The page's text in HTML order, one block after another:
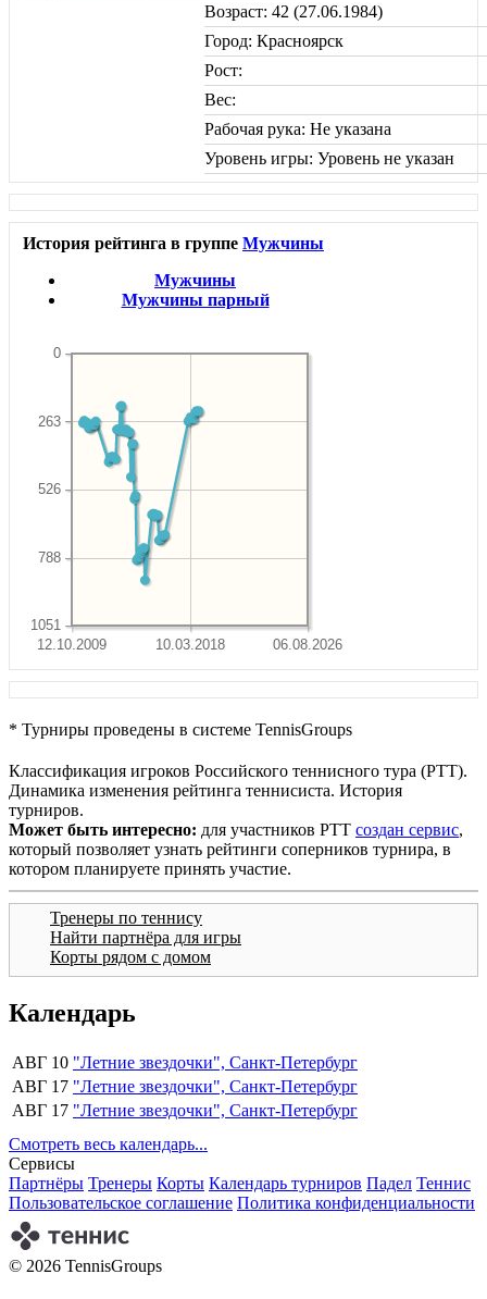
Возраст: 42 (27.06.1984)
Город: Красноярск
Рост:
Вес:
Рабочая рука: Не указана
Уровень игры: Уровень не указан
История рейтинга в группе Мужчины
Мужчины
Мужчины парный
12.10.2009 10.03.2018 06.08.2026
1051
788
526
263
0
* Турниры проведены в системе TennisGroups
Классификация игроков Российского теннисного тура (РТТ).
Динамика изменения рейтинга теннисиста. История
турниров.
Может быть интересно: для участников РТТ создан сервис,
который позволяет узнать рейтинги соперников турнира, в
котором планируете принять участие.
Тренеры по теннису
Найти партнёра для игры
Корты рядом с домом
Календарь
АВГ 10 "Летние звездочки", Санкт-Петербург
АВГ 17 "Летние звездочки", Санкт-Петербург
АВГ 17 "Летние звездочки", Санкт-Петербург
Смотреть весь календарь...
Сервисы
Партнёры Тренеры Корты Календарь турниров Падел Теннис
Пользовательское соглашение Политика конфиденциальности
© 2026 TennisGroups